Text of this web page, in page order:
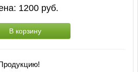
1200 руб.
В корзину